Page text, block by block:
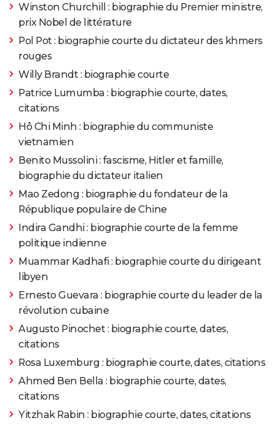
Winston Churchill : biographie du Premier ministre,
prix Nobel de littérature
Pol Pot : biographie courte du dictateur des khmers
rouges
Willy Brandt : biographie courte
Patrice Lumumba : biographie courte, dates,
citations
Hô Chi Minh : biographie du communiste
vietnamien
Benito Mussolini : fascisme, Hitler et famille,
biographie du dictateur italien
Mao Zedong : biographie du fondateur de la
République populaire de Chine
Indira Gandhi : biographie courte de la femme
politique indienne
Muammar Kadhafi : biographie courte du dirigeant
libyen
Ernesto Guevara : biographie courte du leader de la
révolution cubaine
Augusto Pinochet : biographie courte, dates,
citations
Rosa Luxemburg : biographie courte, dates, citations
Ahmed Ben Bella : biographie courte, dates,
citations
Yitzhak Rabin : biographie courte, dates, citations